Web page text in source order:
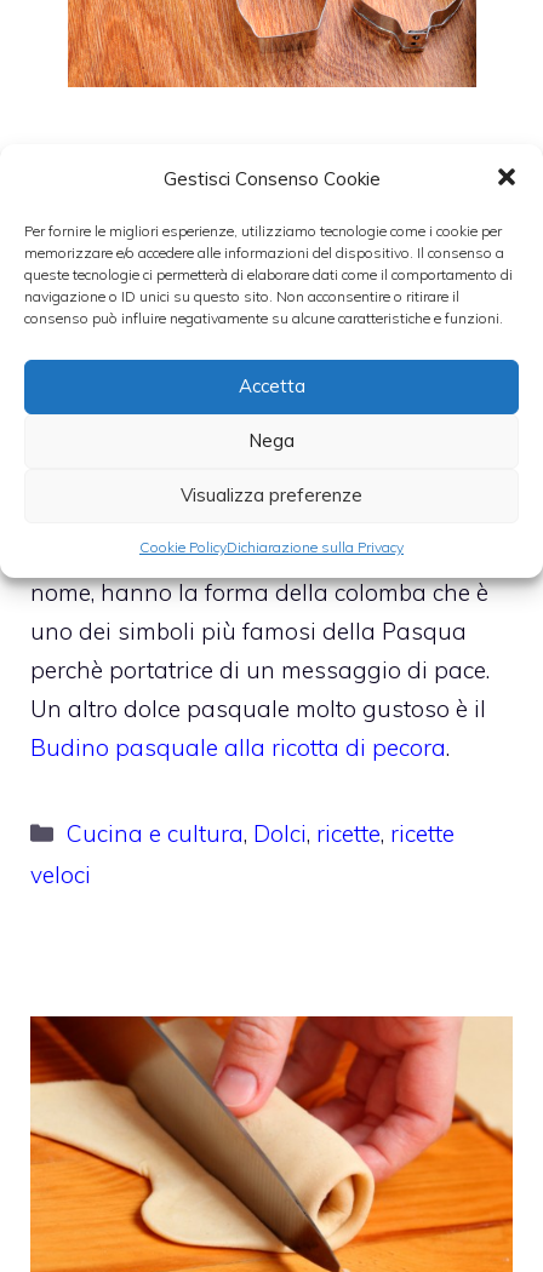
Gestisci Consenso Cookie
Per fornire le migliori esperienze, utilizziamo tecnologie come i cookie per
memorizzare e/o accedere alle informazioni del dispositivo. Il consenso a
queste tecnologie ci permetterà di elaborare dati come il comportamento di
navigazione o ID unici su questo sito. Non acconsentire o ritirare il
consenso può influire negativamente su alcune caratteristiche e funzioni.
Accetta
Nega
Visualizza preferenze
Cookie PolicyDichiarazione sulla Privacy
Colombine di pasta
. Questi biscotti, come dice stesso il
nome, hanno la forma della colomba che è
uno dei simboli più famosi della Pasqua
perchè portatrice di un messaggio di pace.
Un altro dolce pasquale molto gustoso è il
Budino pasquale alla ricotta di pecora.
Categorie
Cucina e cultura, Dolci, ricette, ricette
veloci